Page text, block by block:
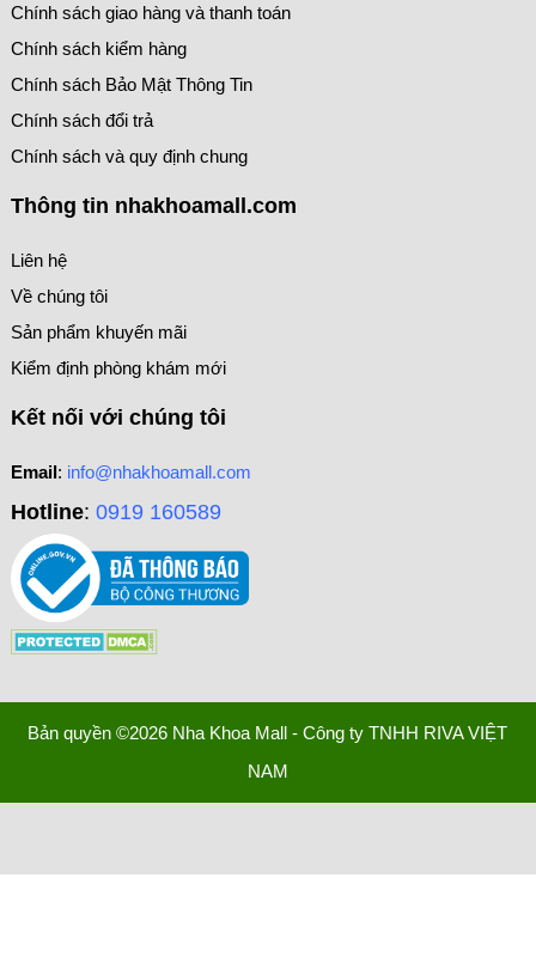
Chính sách giao hàng và thanh toán
Chính sách kiểm hàng
Chính sách Bảo Mật Thông Tin
Chính sách đổi trả
Chính sách và quy định chung
Thông tin nhakhoamall.com
Liên hệ
Về chúng tôi
Sản phẩm khuyến mãi
Kiểm định phòng khám mới
Kết nối với chúng tôi
Email: info@nhakhoamall.com
Hotline: 0919 160589
Bản quyền ©2026 Nha Khoa Mall - Công ty TNHH RIVA VIỆT
NAM